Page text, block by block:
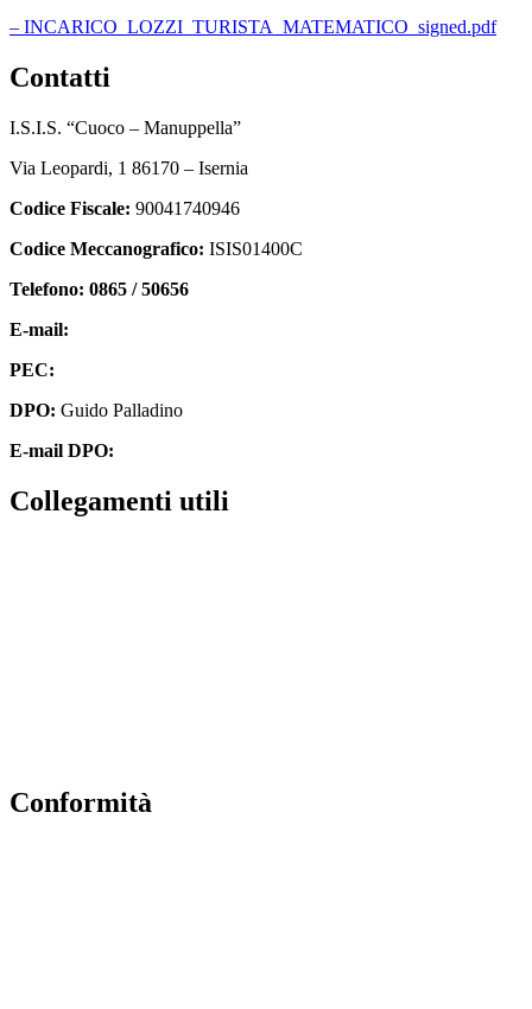
– INCARICO_LOZZI_TURISTA_MATEMATICO_signed.pdf
contatti
I.S.I.S. “Cuoco – Manuppella”
Via Leopardi, 1 86170 – Isernia
Codice Fiscale: 90041740946
Codice Meccanografico: ISIS01400C
Telefono: 0865 / 50656
E-mail:
PEC:
DPO: Guido Palladino
E-mail DPO:
collegamenti utili
conformità